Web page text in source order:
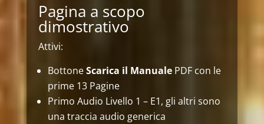
Pagina a scopo
dimostrativo
Attivi:
BottoneScarica il ManualePDF con le
prime 13 Pagine
Primo Audio Livello 1 – E1, gli altri sono
una traccia audio generica